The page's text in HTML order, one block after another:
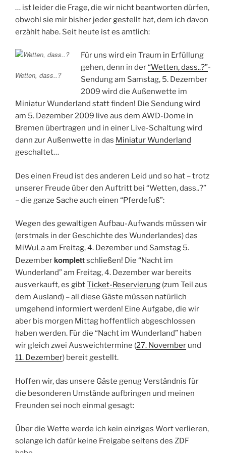
… ist leider die Frage, die wir nicht beantworten dürfen,
obwohl sie mir bisher jeder gestellt hat, dem ich davon
erzählt habe. Seit heute ist es amtlich:
Wetten, dass..?
Für uns wird ein Traum in Erfüllung
gehen, denn in der“Wetten, dass..?”-
Sendung am Samstag, 5. Dezember
2009 wird die Außenwette im
Miniatur Wunderland statt finden! Die Sendung wird
am 5. Dezember 2009 live aus dem AWD-Dome in
Bremen übertragen und in einer Live-Schaltung wird
dann zur Außenwette in das Miniatur Wunderland
geschaltet…
Des einen Freud ist des anderen Leid und so hat – trotz
unserer Freude über den Auftritt bei “Wetten, dass..?”
– die ganze Sache auch einen “Pferdefuß”:
Wegen des gewaltigen Aufbau-Aufwands müssen wir
(erstmals in der Geschichte des Wunderlandes) das
MiWuLa am Freitag, 4. Dezember und Samstag 5.
Dezemberkomplettschließen! Die “Nacht im
Wunderland” am Freitag, 4. Dezember war bereits
ausverkauft, es gibtTicket-Reservierung (zum Teil aus
dem Ausland) – all diese Gäste müssen natürlich
umgehend informiert werden! Eine Aufgabe, die wir
aber bis morgen Mittag hoffentlich abgeschlossen
haben werden. Für die “Nacht im Wunderland” haben
wir gleich zwei Ausweichtermine (27. November und
11. Dezember) bereit gestellt.
Hoffen wir, das unsere Gäste genug Verständnis für
die besonderen Umstände aufbringen und meinen
Freunden sei noch einmal gesagt:
Über die Wette werde ich kein einziges Wort verlieren,
solange ich dafür keine Freigabe seitens des ZDF